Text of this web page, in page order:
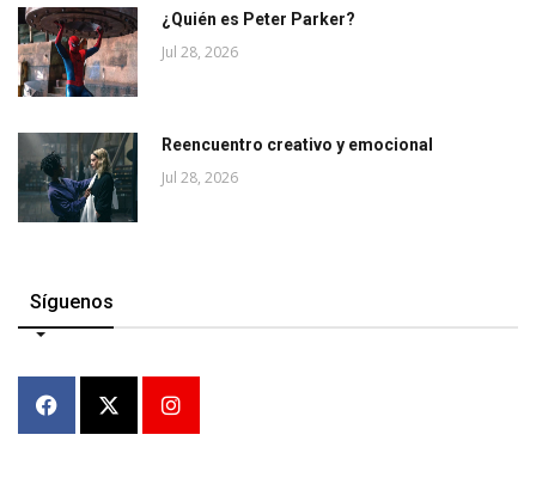
¿Quién es Peter Parker?
Jul 28, 2026
Reencuentro creativo y emocional
Jul 28, 2026
Síguenos